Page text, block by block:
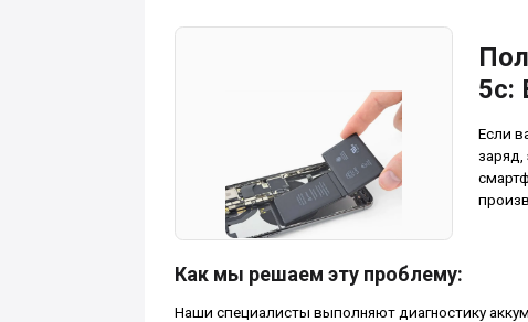
5c:
Если
заряд,
Как мы решаем эту проблему:
Наши специалисты выполняют диагностику